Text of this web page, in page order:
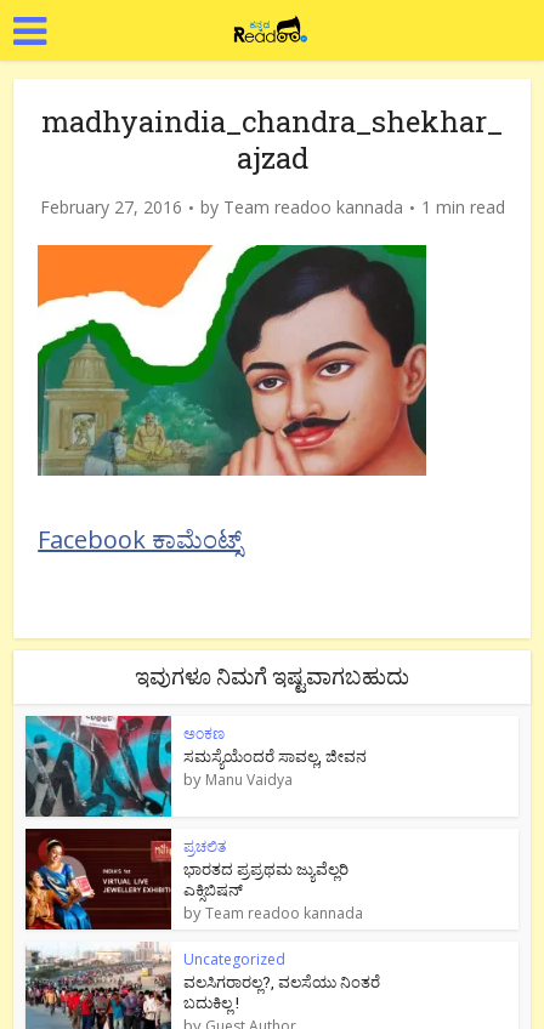
madhyaindia_chandra_shekhar_
ajzad
February 27, 2016 by Team readoo kannada 1 min read
Facebook ಕಾಮೆಂಟ್ಸ್
ಇವುಗಳೂ ನಿಮಗೆ ಇಷ್ಟವಾಗಬಹುದು
ಅಂಕಣ
ಸಮಸ್ಯೆಯೆಂದರೆ ಸಾವಲ್ಲ, ಜೀವನ
by Manu Vaidya
ಪ್ರಚಲಿತ
ಭಾರತದ ಪ್ರಪ್ರಥಮ ಜ್ಯುವೆಲ್ಲರಿ
ಎಕ್ಸಿಬಿಷನ್
byTeam readoo kannada
Uncategorized
ವಲಸಿಗರಾರಲ್ಲ?, ವಲಸೆಯು ನಿಂತರೆ
ಬದುಕಿಲ್ಲ !